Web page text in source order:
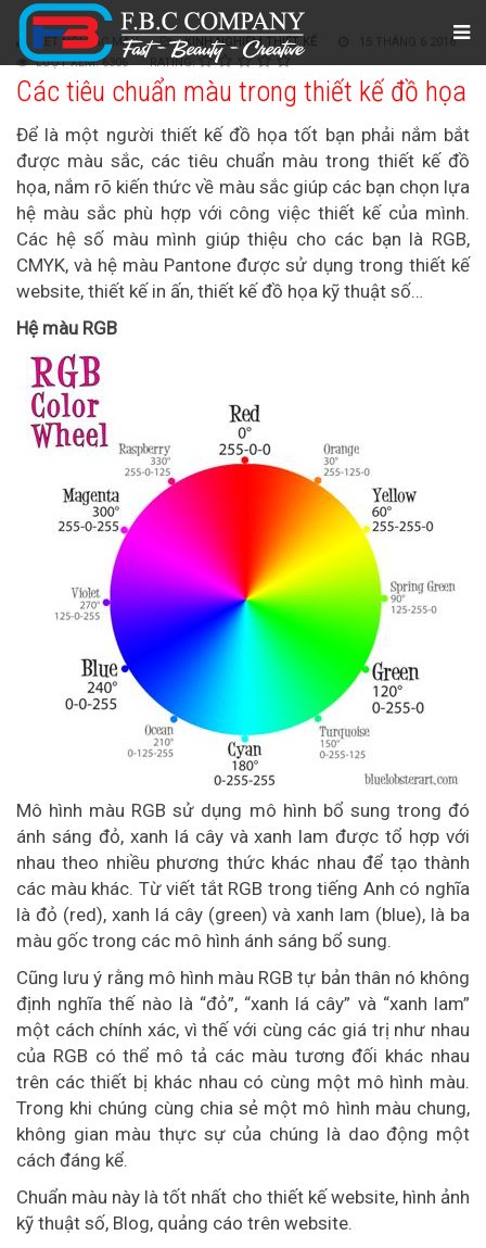
KẾT NỐI SẮC MÀU KINH NGHIỆM THIẾT KẾ
15 THÁNG 6 2016
LƯỢT XEM: 6306
RATING:
Các tiêu chuẩn màu trong thiết kế đồ họa
Để là một người thiết kế đồ họa tốt bạn phải nắm bắt
được màu sắc, các tiêu chuẩn màu trong thiết kế đồ
họa, nắm rõ kiến thức về màu sắc giúp các bạn chọn lựa
hệ màu sắc phù hợp với công việc thiết kế của mình.
Các hệ số màu mình giúp thiệu cho các bạn là RGB,
CMYK, và hệ màu Pantone được sử dụng trong thiết kế
website, thiết kế in ấn, thiết kế đồ họa kỹ thuật số…
Hệ màu RGB
Mô hình màu RGB sử dụng mô hình bổ sung trong đó
ánh sáng đỏ, xanh lá cây và xanh lam được tổ hợp với
nhau theo nhiều phương thức khác nhau để tạo thành
các màu khác. Từ viết tắt RGB trong tiếng Anh có nghĩa
là đỏ (red), xanh lá cây (green) và xanh lam (blue), là ba
màu gốc trong các mô hình ánh sáng bổ sung.
Cũng lưu ý rằng mô hình màu RGB tự bản thân nó không
định nghĩa thế nào là “đỏ”, “xanh lá cây” và “xanh lam”
một cách chính xác, vì thế với cùng các giá trị như nhau
của RGB có thể mô tả các màu tương đối khác nhau
trên các thiết bị khác nhau có cùng một mô hình màu.
Trong khi chúng cùng chia sẻ một mô hình màu chung,
không gian màu thực sự của chúng là dao động một
cách đáng kể.
Chuẩn màu này là tốt nhất cho thiết kế website, hình ảnh
kỹ thuật số, Blog, quảng cáo trên website.